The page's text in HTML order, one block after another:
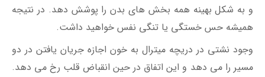
و به شکل بهینه همه بخش های بدن را پوشش دهد. در نتیجه
همیشه حس خستگی یا تنگی نفس خواهید داشت.
وجود نشتی در دریچه میترال به خون اجازه جریان یافتن در دو
مسیر را می دهد و این اتفاق در حین انقباض قلب رخ می دهد.